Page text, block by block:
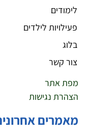
לימודים
פעילויות לילדים
בלוג
צור קשר
מפת אתר
הצהרת נגישות
מאמרים